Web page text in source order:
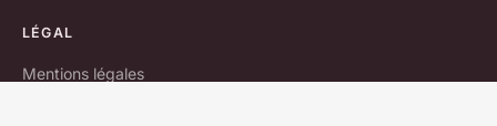
LÉGAL
Mentions légales